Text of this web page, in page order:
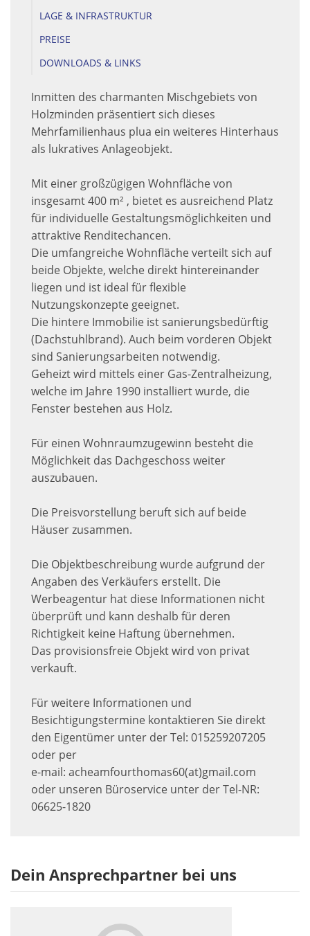
LAGE & INFRASTRUKTUR
PREISE
DOWNLOADS & LINKS
Inmitten des charmanten Mischgebiets von
Holzminden präsentiert sich dieses
Mehrfamilienhaus plua ein weiteres Hinterhaus
als lukratives Anlageobjekt.
Mit einer großzügigen Wohnfläche von
insgesamt 400 m² , bietet es ausreichend Platz
für individuelle Gestaltungsmöglichkeiten und
attraktive Renditechancen.
Die umfangreiche Wohnfläche verteilt sich auf
beide Objekte, welche direkt hintereinander
liegen und ist ideal für flexible
Nutzungskonzepte geeignet.
Die hintere Immobilie ist sanierungsbedürftig
(Dachstuhlbrand). Auch beim vorderen Objekt
sind Sanierungsarbeiten notwendig.
Geheizt wird mittels einer Gas-Zentralheizung,
welche im Jahre 1990 installiert wurde, die
Fenster bestehen aus Holz.
Für einen Wohnraumzugewinn besteht die
Möglichkeit das Dachgeschoss weiter
auszubauen.
Die Preisvorstellung beruft sich auf beide
Häuser zusammen.
Die Objektbeschreibung wurde aufgrund der
Angaben des Verkäufers erstellt. Die
Werbeagentur hat diese Informationen nicht
überprüft und kann deshalb für deren
Richtigkeit keine Haftung übernehmen.
Das provisionsfreie Objekt wird von privat
verkauft.
Für weitere Informationen und
Besichtigungstermine kontaktieren Sie direkt
den Eigentümer unter der Tel: 015259207205
oder per
e-mail: acheamfourthomas60(at)gmail.com
oder unseren Büroservice unter der Tel-NR:
06625-1820
Dein Ansprechpartner bei uns